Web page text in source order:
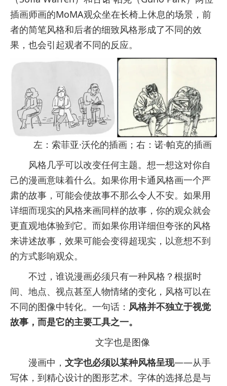
插画师画的MoMA观众坐在长椅上休息的场景，前
者的简笔风格和后者的细致风格形成了不同的效
果，也会引起观者不同的反应。
左：索菲亚·沃伦的插画；右：诺·帕克的插画
风格几乎可以改变任何主题。想一想这对你自
己的漫画意味着什么。如果你用卡通风格画一个严
肃的故事，可能会使故事不那么令人不安。如果用
详细而现实的风格来画同样的故事，你的观众就会
更直观地体验到它。而如果你用详细但夸张的风格
来讲述故事，效果可能会变得超现实，以意想不到
的方式影响观众。
不过，谁说漫画必须只有一种风格？根据时
间、地点、视点甚至人物情绪的变化，风格可以在
不同的图像中转化。一句话： 风格并不独立于视觉
故事，而是它的主要工具之一。
文字也是图像
漫画中， 文字也必须以某种风格呈现——从手
写体，到精心设计的图形艺术。字体的选择总是与